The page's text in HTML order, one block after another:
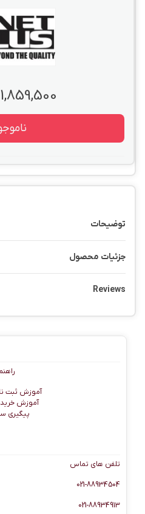
1,859,500 تومان
توضیحات
جزئیات محصول
Reviews
آموزش ثبت
آموزش
پیگیری
تلفن های تماس
021-88934504
021-88934913